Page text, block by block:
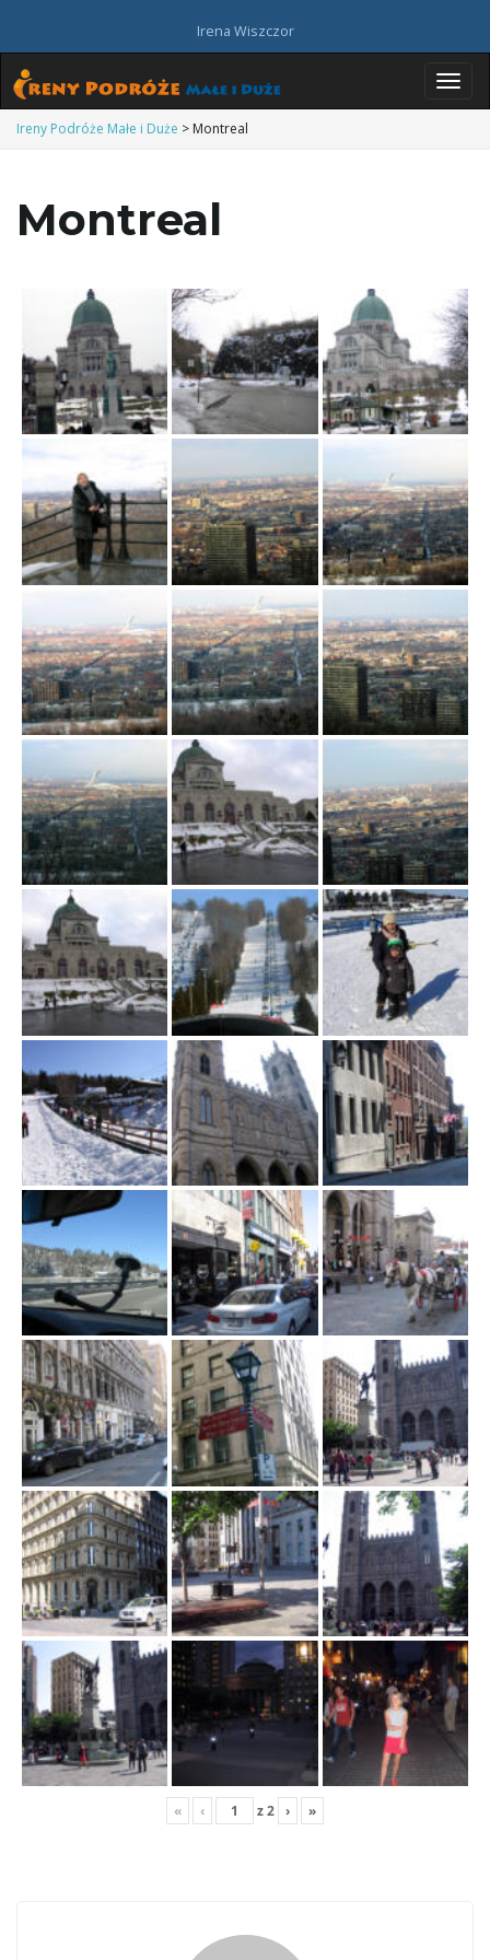
Irena Wiszczor
z
e
ł
ą
c
n
g
a
c
ę
Ireny Podróże Małe i Duże > Montreal
Montreal
« ‹ z2 › »